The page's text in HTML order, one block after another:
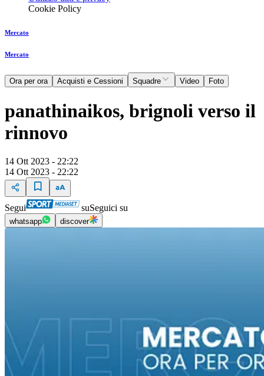
Cookie Policy
Mercato
Mercato
Ora per ora Acquisti e Cessioni Squadre Video Foto
panathinaikos, brignoli verso il
rinnovo
14 Ott 2023 - 22:22
14 Ott 2023 - 22:22
Segui suSeguici su
whatsapp discover